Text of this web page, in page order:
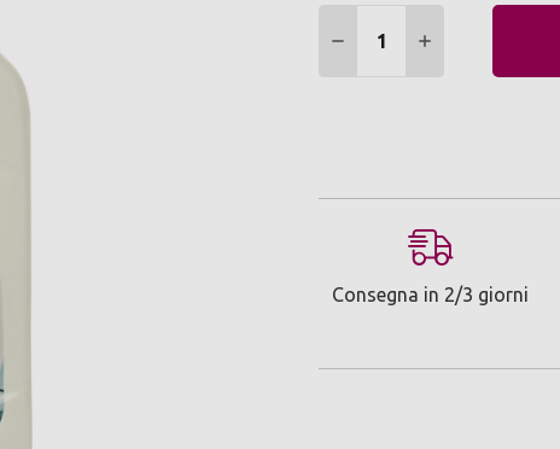
DIMINUIRE QUANTITÀ:
AUMENTARE
Consegna in 2/3 giorni